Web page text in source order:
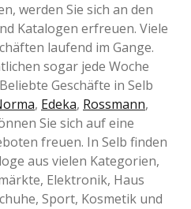
werden Sie sich an den
Katalogen erfreuen. Viele
laufend im Gange.
sogar jede Woche
Geschäfte in Selb
, Edeka, Rossmann,
Sie sich auf eine
freuen. In Selb finden
aus vielen Kategorien,
Elektronik, Haus
Sport, Kosmetik und